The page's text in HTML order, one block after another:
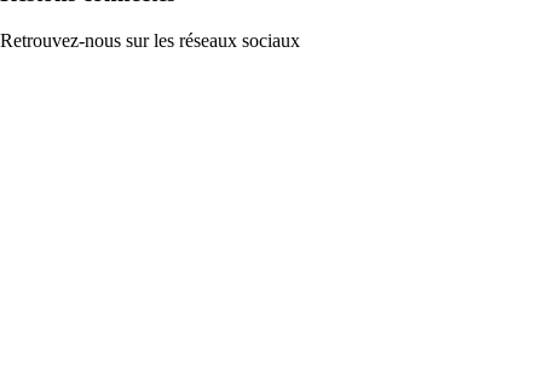
Retrouvez-nous sur les réseaux sociaux